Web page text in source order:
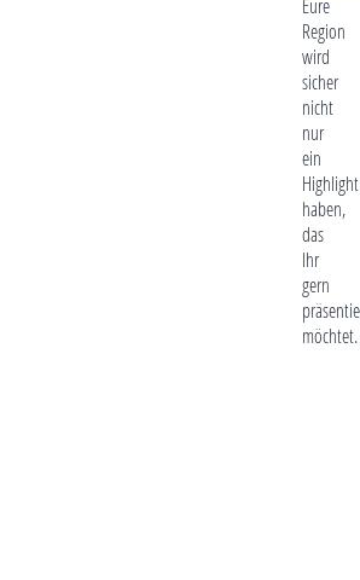
Eure
Region
wird
sicher
nicht
nur
ein
Highlight
haben,
das
Ihr
gern
möchtet.